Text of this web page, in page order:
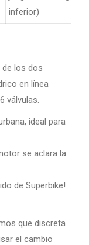
inferior)
de los dos
en línea
válvulas.
ideal para
se aclara la
de Superbike!
que discreta
el cambio